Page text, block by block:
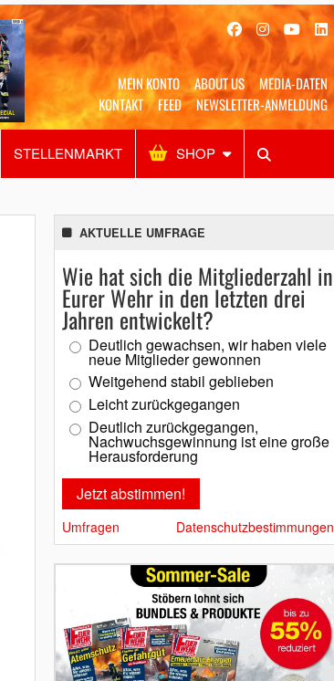
MEIN KONTO ABOUT US
MEDIA-DATEN
KONTAKT
FEED NEWSLETTER-ANMELDUNG
STELLENMARKT SHOP
Alles Shop SUCHEN
AKTUELLE UMFRAGE
Wie hat sich die Mitgliederzahl in
Eurer Wehr in den letzten drei
Jahren entwickelt?
Deutlich gewachsen, wir haben viele
neue Mitglieder gewonnen
Weitgehend stabil geblieben
Leicht zurückgegangen
Deutlich zurückgegangen,
Nachwuchsgewinnung ist eine große
Herausforderung
Umfragen Datenschutzbestimmungen